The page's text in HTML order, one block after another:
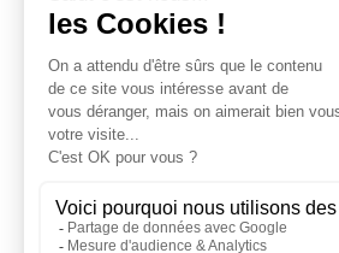
CS30695
13590 Meyreuil
04 91 02 06 17